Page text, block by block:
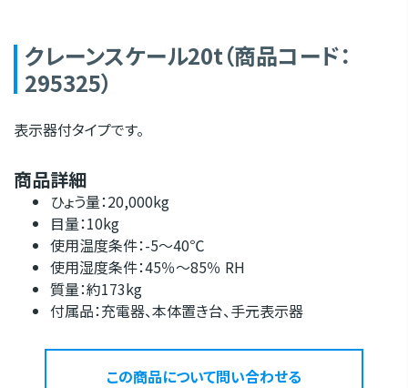
クレーンスケール20t（商品コード：
295325）
表示器付タイプです。
商品詳細
ひょう量：20,000kg
目量：10kg
使用温度条件：-5〜40℃
使用湿度条件：45％〜85％ RH
質量：約173kg
付属品：充電器、本体置き台、手元表示器
この商品について問い合わせる